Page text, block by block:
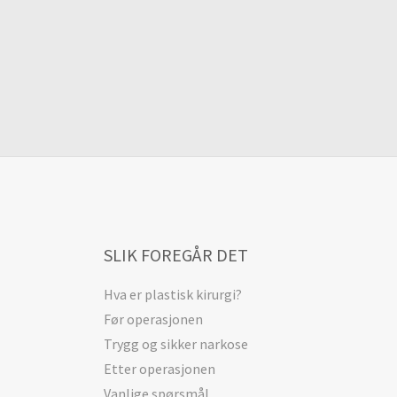
SLIK FOREGÅR DET
Hva er plastisk kirurgi?
Før operasjonen
Trygg og sikker narkose
Etter operasjonen
Vanlige spørsmål